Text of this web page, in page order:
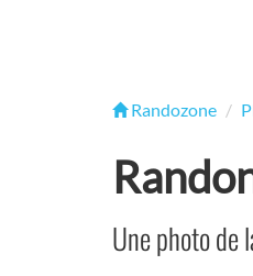
Randozone
Une photo de